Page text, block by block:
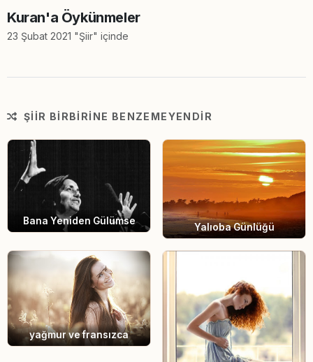
Kuran'a Öykünmeler
23 Şubat 2021 "Şiir" içinde
ŞIIR BIRBIRINE BENZEMEYENDIR
Bana Yeniden Gülümse
Yalıoba Günlüğü
yağmur ve fransızca